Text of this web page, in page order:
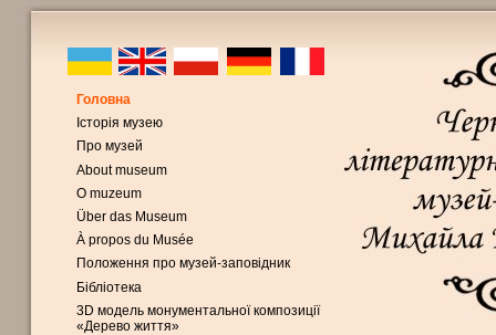
Головна
Історія музею
Про музей
About museum
O muzeum
Über das Museum
À propos du Musée
Положення про музей-заповідник
Бібліотека
3D модель монументальної композиції
«Дерево життя»